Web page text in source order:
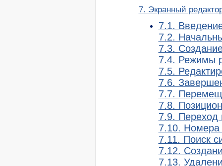
7. Экранный
7.1.
7.2.
7.3.
7.4. Режимы
7.5.
7.6.
7.7.
7.8.
7.9. Переход
7.10. Номера
7.11. Поиск
7.12.
7.13.